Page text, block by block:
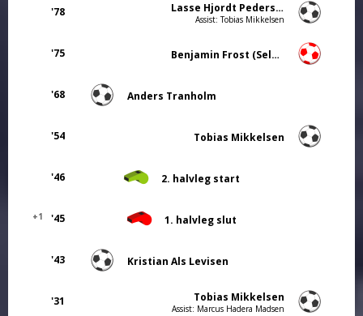
'78 Lasse Hjordt Pedersen
Assist: Tobias Mikkelsen
'75 Benjamin Frost (Selvmål)
'68 Anders Tranholm
'54 Tobias Mikkelsen
'46 2. halvleg start
'45
+1 1. halvleg slut
'43 Kristian Als Levisen
'31 Tobias Mikkelsen
Assist: Marcus Hadera Madsen